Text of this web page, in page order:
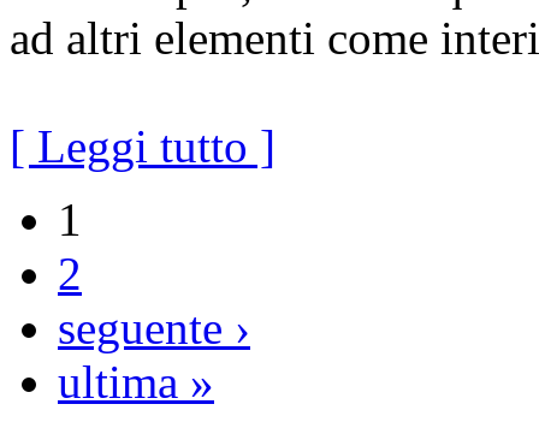
ad altri elementi come
[ Leggi tutto ]
1
2
seguente ›
ultima »